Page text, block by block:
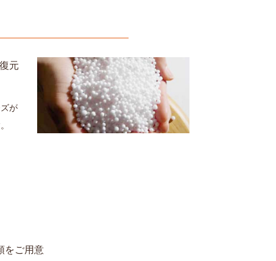
元
が
をご用意